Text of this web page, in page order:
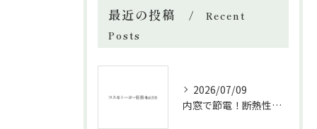
最近の投稿
Recent
Posts
2026/07/09
内窓で節電！断熱性能と補助金活用法